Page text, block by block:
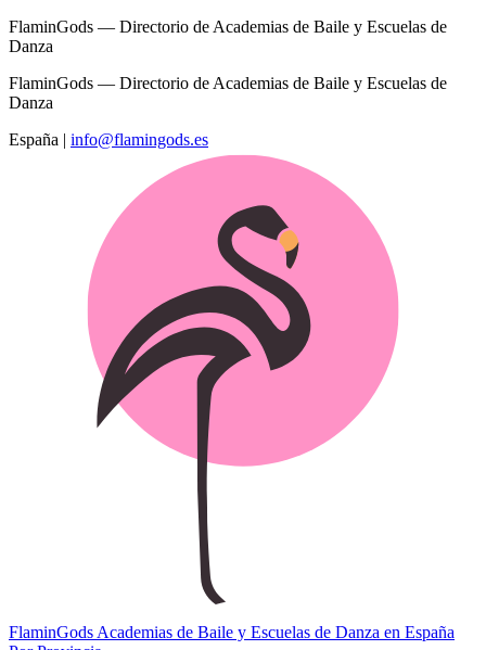
FlaminGods — Directorio de Academias de Baile y Escuelas de
Danza
FlaminGods — Directorio de Academias de Baile y Escuelas de
Danza
España | info@flamingods.es
FlaminGods Academias de Baile y Escuelas de Danza en España